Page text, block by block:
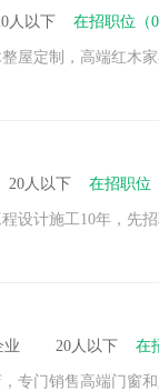
以下 在招职位（
屋定制，高端红木
人以下 在招职位
设计施工10年，先
业 20人以下 在
专门销售高端门窗